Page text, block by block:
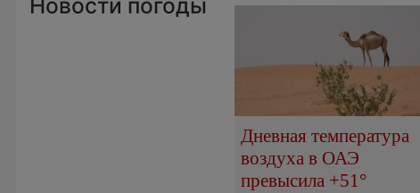
Новости погоды
Дневная температура
воздуха в ОАЭ
превысила +51°